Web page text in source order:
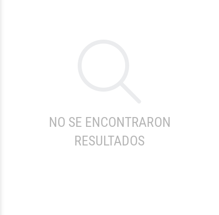
NO SE ENCONTRARON
RESULTADOS